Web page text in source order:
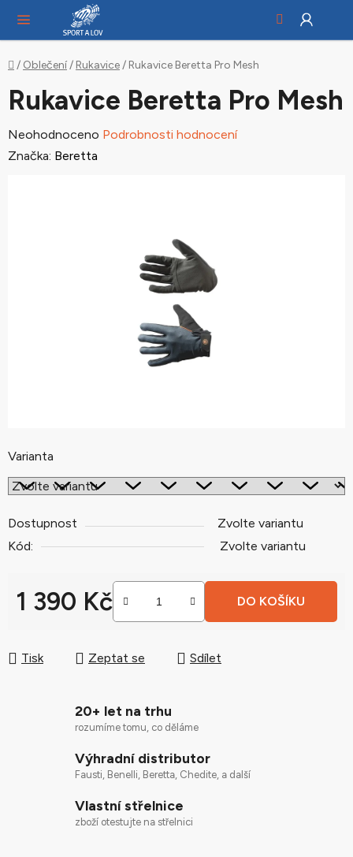
obsah
Domů
/ Oblečení/ Rukavice/ Rukavice Beretta Pro Mesh
Varianta
Dostupnost
Zvolte variantu
Kód:
Zvolte variantu
1 390 Kč DO KOŠÍKU
Tisk Zeptat se Sdílet
Rukavice Beretta Pro Mesh
Průměrné
hodnocení
Neohodnoceno Podrobnosti hodnocení
Značka: Beretta
20+ let na trhu
rozumíme tomu, co děláme
Výhradní distributor
Fausti, Benelli, Beretta, Chedite, a další
Vlastní střelnice
zboží otestujte na střelnici